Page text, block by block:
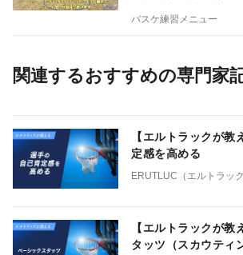
バスケ練習メニュー
関連するおすすめの専門家
【エルトラックが
定感を高める
ERUTLUC（エルトラック
【エルトラックが教
タッツ（スカウティ